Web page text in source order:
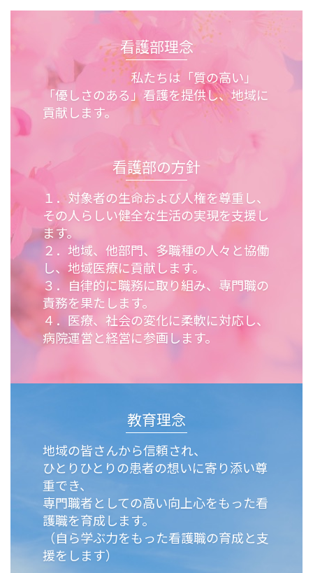
看護部理念
私たちは「質の高い」
「優しさのある」看護を提供し、地域に
貢献します。
看護部の方針
１．対象者の生命および人権を尊重し、
その人らしい健全な生活の実現を支援し
ます。
２．地域、他部門、多職種の人々と協働
し、地域医療に貢献します。
３．自律的に職務に取り組み、専門職の
責務を果たします。
４．医療、社会の変化に柔軟に対応し、
病院運営と経営に参画します。
教育理念
地域の皆さんから信頼され、
ひとりひとりの患者の想いに寄り添い尊
重でき、
専門職者としての高い向上心をもった看
護職を育成します。
（自ら学ぶ力をもった看護職の育成と支
援をします）